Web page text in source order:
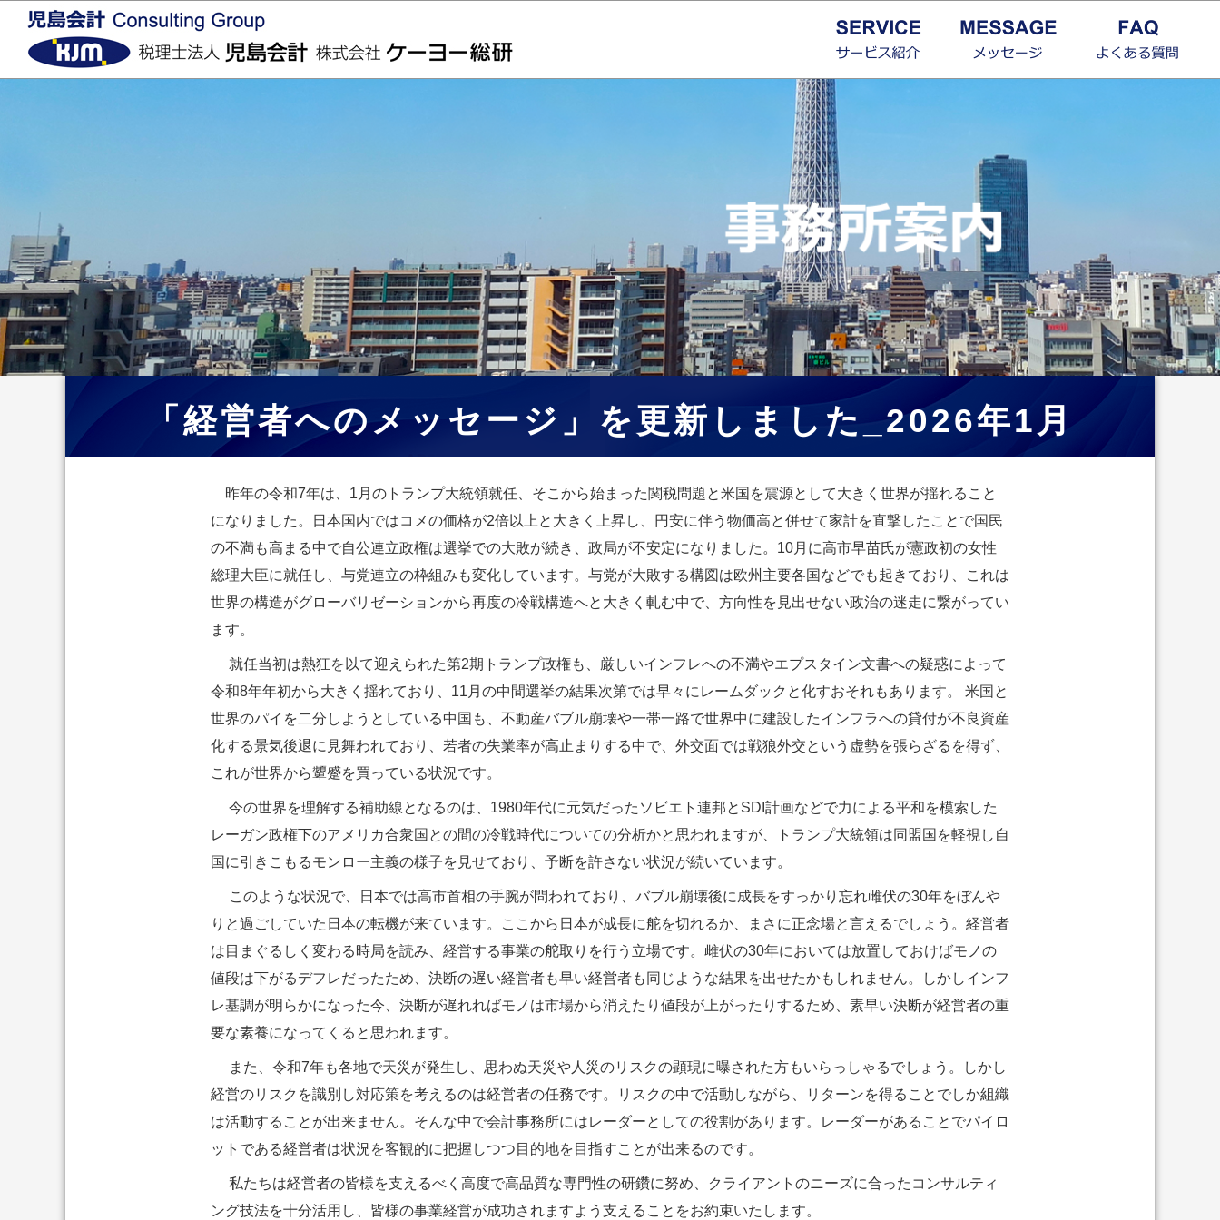
「経営者へのメッセージ」を更新しました_2026年1月
昨年の令和7年は、1月のトランプ大統領就任、そこから始まった関税問題と米国を震源として大きく世界が揺れること
になりました。日本国内ではコメの価格が2倍以上と大きく上昇し、円安に伴う物価高と併せて家計を直撃したことで国民
の不満も高まる中で自公連立政権は選挙での大敗が続き、政局が不安定になりました。10月に高市早苗氏が憲政初の女性
総理大臣に就任し、与党連立の枠組みも変化しています。与党が大敗する構図は欧州主要各国などでも起きており、これは
世界の構造がグローバリゼーションから再度の冷戦構造へと大きく軋む中で、方向性を見出せない政治の迷走に繋がってい
ます。
就任当初は熱狂を以て迎えられた第2期トランプ政権も、厳しいインフレへの不満やエプスタイン文書への疑惑によって
令和8年年初から大きく揺れており、11月の中間選挙の結果次第では早々にレームダックと化すおそれもあります。 米国と
世界のパイを二分しようとしている中国も、不動産バブル崩壊や一帯一路で世界中に建設したインフラへの貸付が不良資産
化する景気後退に見舞われており、若者の失業率が高止まりする中で、外交面では戦狼外交という虚勢を張らざるを得ず、
これが世界から顰蹙を買っている状況です。
今の世界を理解する補助線となるのは、1980年代に元気だったソビエト連邦とSDI計画などで力による平和を模索した
レーガン政権下のアメリカ合衆国との間の冷戦時代についての分析かと思われますが、トランプ大統領は同盟国を軽視し自
国に引きこもるモンロー主義の様子を見せており、予断を許さない状況が続いています。
このような状況で、日本では高市首相の手腕が問われており、バブル崩壊後に成長をすっかり忘れ雌伏の30年をぼんや
りと過ごしていた日本の転機が来ています。ここから日本が成長に舵を切れるか、まさに正念場と言えるでしょう。経営者
は目まぐるしく変わる時局を読み、経営する事業の舵取りを行う立場です。雌伏の30年においては放置しておけばモノの
値段は下がるデフレだったため、決断の遅い経営者も早い経営者も同じような結果を出せたかもしれません。しかしインフ
レ基調が明らかになった今、決断が遅れればモノは市場から消えたり値段が上がったりするため、素早い決断が経営者の重
要な素養になってくると思われます。
また、令和7年も各地で天災が発生し、思わぬ天災や人災のリスクの顕現に曝された方もいらっしゃるでしょう。しかし
経営のリスクを識別し対応策を考えるのは経営者の任務です。リスクの中で活動しながら、リターンを得ることでしか組織
は活動することが出来ません。そんな中で会計事務所にはレーダーとしての役割があります。レーダーがあることでパイロ
ットである経営者は状況を客観的に把握しつつ目的地を目指すことが出来るのです。
私たちは経営者の皆様を支えるべく高度で高品質な専門性の研鑽に努め、クライアントのニーズに合ったコンサルティ
ング技法を十分活用し、皆様の事業経営が成功されますよう支えることをお約束いたします。